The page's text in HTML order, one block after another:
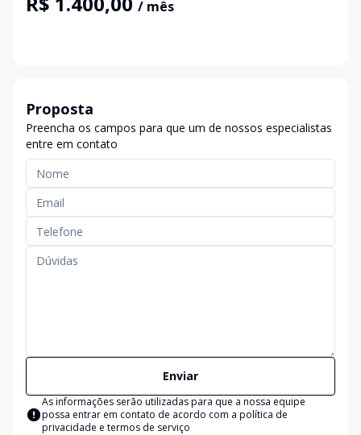
/ mês
Proposta
Preencha os campos para que um de nossos especialistas
entre em contato
Enviar
As informações serão utilizadas para que a nossa equipe
possa entrar em contato de acordo com a política de
privacidade e termos de serviço